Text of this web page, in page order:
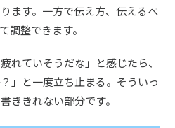
ます。一方で伝え方、伝えるペ
調整できます。
れていそうだな」と感じたら、
」と一度立ち止まる。そういっ
ききれない部分です。